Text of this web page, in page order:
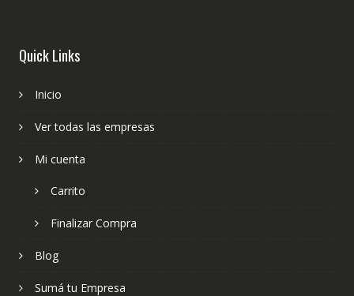
Quick Links
Inicio
Ver todas las empresas
Mi cuenta
Carrito
Finalizar Compra
Blog
Sumá tu Empresa